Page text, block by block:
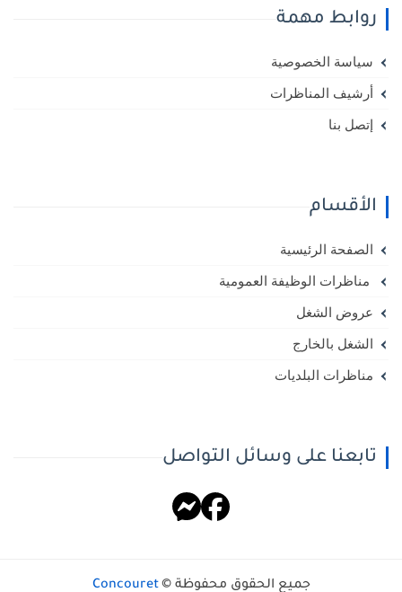
روابط مهمة
سياسة الخصوصية
أرشيف المناظرات
إتصل بنا
الأقسام
الصفحة الرئيسية
مناظرات الوظيفة العمومية
عروض الشغل
الشغل بالخارج
مناظرات البلديات
تابعنا على وسائل التواصل
جميع الحقوق محفوظة © Concouret